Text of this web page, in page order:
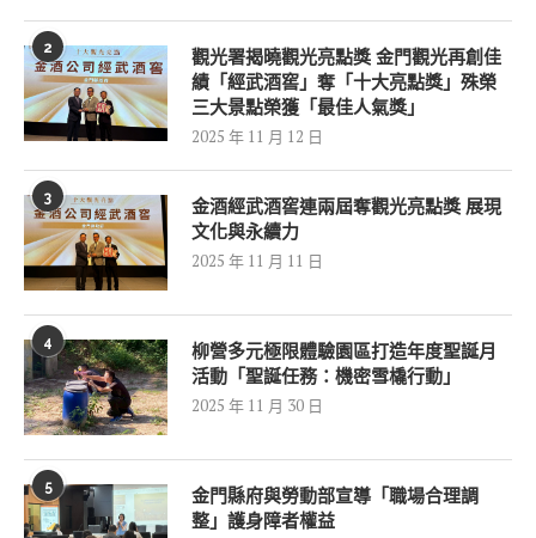
2
觀光署揭曉觀光亮點獎 金門觀光再創佳
績「經武酒窖」奪「十大亮點獎」殊榮
三大景點榮獲「最佳人氣獎」
2025 年 11 月 12 日
3
金酒經武酒窖連兩屆奪觀光亮點獎 展現
文化與永續力
2025 年 11 月 11 日
4
柳營多元極限體驗園區打造年度聖誕月
活動「聖誕任務：機密雪橇行動」
2025 年 11 月 30 日
5
金門縣府與勞動部宣導「職場合理調
整」護身障者權益